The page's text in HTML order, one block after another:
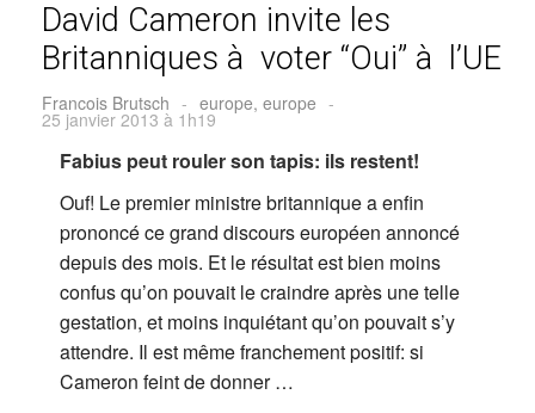
David Cameron invite les
Britanniques à voter “Oui” à l’UE
Francois Brutsch - europe, europe -
25 janvier 2013 à 1h19
Fabius peut rouler son tapis: ils restent!
Ouf! Le premier ministre britannique a enfin
prononcé ce grand discours européen annoncé
depuis des mois. Et le résultat est bien moins
confus qu’on pouvait le craindre après une telle
gestation, et moins inquiétant qu’on pouvait s’y
attendre. Il est même franchement positif: si
Cameron feint de donner …